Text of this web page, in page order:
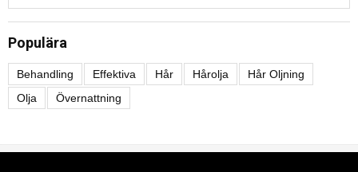
Populära
Behandling Effektiva Hår Hårolja
Hår Oljning
Olja
Övernattning